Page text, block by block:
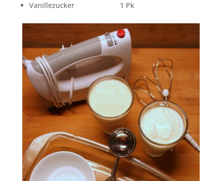
Vanillezucker 1 Pk